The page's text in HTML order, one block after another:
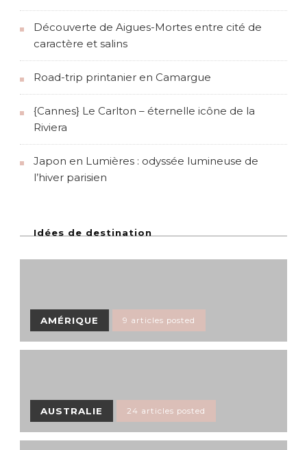
Découverte de Aigues-Mortes entre cité de
caractère et salins
Road-trip printanier en Camargue
{Cannes} Le Carlton – éternelle icône de la
Riviera
Japon en Lumières : odyssée lumineuse de
l’hiver parisien
Idées de destination
AMÉRIQUE 9 articles posted
AUSTRALIE 24 articles posted